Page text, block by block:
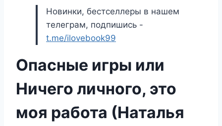
Новинки, бестселлеры в нашем
телеграм, подпишись -
t.me/ilovebook99
Опасные игры или
Ничего личного, это
моя работа (Наталья